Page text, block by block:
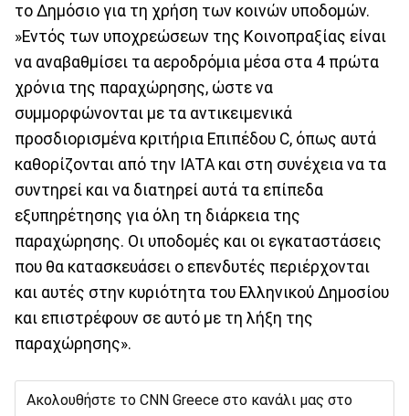
το Δημόσιο για τη χρήση των κοινών υποδομών.
»Εντός των υποχρεώσεων της Κοινοπραξίας είναι
να αναβαθμίσει τα αεροδρόμια μέσα στα 4 πρώτα
χρόνια της παραχώρησης, ώστε να
συμμορφώνονται με τα αντικειμενικά
προσδιορισμένα κριτήρια Επιπέδου C, όπως αυτά
καθορίζονται από την ΙΑΤΑ και στη συνέχεια να τα
συντηρεί και να διατηρεί αυτά τα επίπεδα
εξυπηρέτησης για όλη τη διάρκεια της
παραχώρησης. Οι υποδομές και οι εγκαταστάσεις
που θα κατασκευάσει ο επενδυτές περιέρχονται
και αυτές στην κυριότητα του Ελληνικού Δημοσίου
και επιστρέφουν σε αυτό με τη λήξη της
παραχώρησης».
Ακολουθήστε το CNN Greece στο κανάλι μας στο